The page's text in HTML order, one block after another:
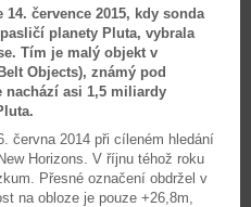
července 2015, kdy sonda
planety Pluta, vybrala
Tím je malý objekt v
Objects), známý pod
nachází asi 1,5 miliardy
června 2014 při cíleném hledání
Horizons. V říjnu téhož roku
Přesné označení obdržel v
na obloze je pouze +26,8m,